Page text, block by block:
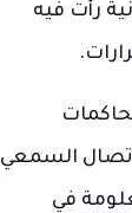
رأت فيه
الاتصال السمعي
في